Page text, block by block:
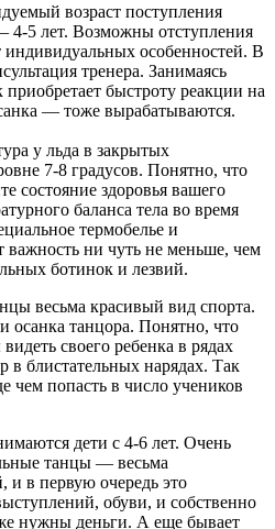
возраст поступления
4-5 лет. Возможны отступления
особенностей. В
тренера. Занимаясь
быстроту реакции на
— тоже вырабатываются.
у льда в закрытых
7-8 градусов. Понятно, что
состояние здоровья вашего
баланса тела во время
термобелье и
важность ни чуть не меньше, чем
ботинок и лезвий.
весьма красивый вид спорта.
осанка танцора. Понятно, что
своего ребенка в рядах
в блистательных нарядах. Так
чем попасть в число учеников
дети с 4-6 лет. Очень
танцы — весьма
и в первую очередь это
обуви, и собственно
нужны деньги. А еще бывает